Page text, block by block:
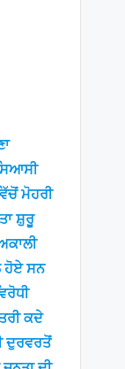
ਮੋਹਰੀ
ਸ਼ੁਰੂ
ਹੋਏ ਸਨ
ਕਦੇ
ਦੁਰਵਰਤੋਂ